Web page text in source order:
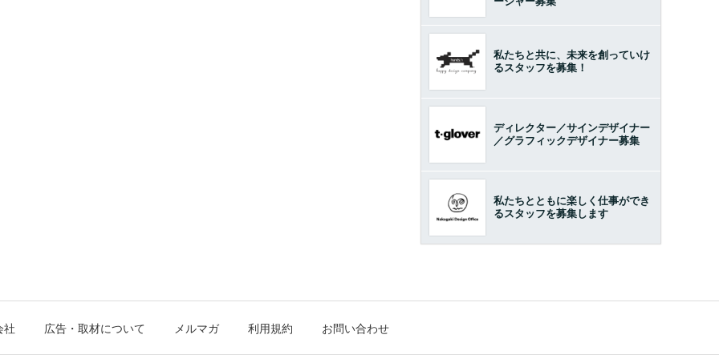
私たちと共に、未来を創っていけ
るスタッフを募集！
ディレクター／サインデザイナー
／グラフィックデザイナー募集
私たちとともに楽しく仕事ができ
るスタッフを募集します
社 広告・取材について メルマガ 利用規約 お問い合わせ